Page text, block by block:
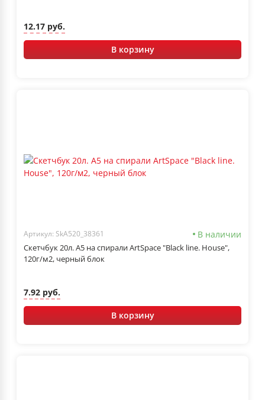
12.17 руб.
В корзину
Артикул: SkА520_38361 В наличии
Скетчбук 20л. А5 на спирали ArtSpace "Black line. House",
120г/м2, черный блок
7.92 руб.
В корзину